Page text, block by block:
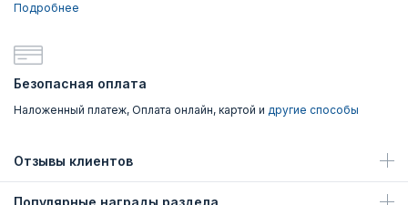
Подробнее
Безопасная оплата
Наложенный платеж, Оплата онлайн, картой и другие способы
Отзывы клиентов
Популярные награды раздела